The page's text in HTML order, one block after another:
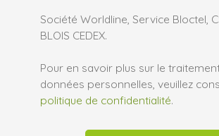
Société Worldline, Service Bloctel,
BLOIS CEDEX.
Pour en savoir plus sur le
données personnelles, veuillez
politique de confidentialité.